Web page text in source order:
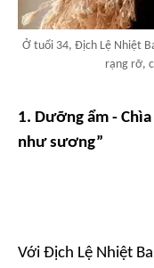
Ở tuổi 34, Địch Lệ Nhiệt
rạng rỡ,
1. Dưỡng ẩm -
như sương”
Với Địch Lệ Nhiệt